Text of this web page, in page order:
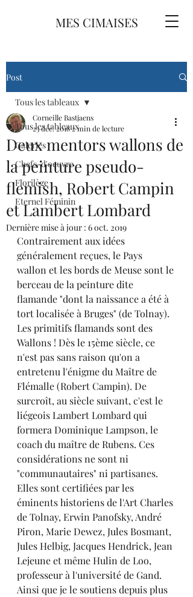
MES CIMAISES
Post
Tous les tableaux
Galeries
Chefs-d'oeuvre
Florilège
Eternel Féminin
Tous les tableaux
Deux mentors wallons de
la peinture pseudo-
flemish, Robert Campin
et Lambert Lombard
Corneille Bastjaens
23 déc. 20182 min de lecture
Dernière mise à jour : 6 oct. 2019
Contrairement aux idées
généralement reçues, le Pays
wallon et les bords de Meuse sont le
berceau de la peinture dite
flamande "dont la naissance a été à
tort localisée à Bruges" (de Tolnay).
Les primitifs flamands sont des
Wallons ! Dès le 15ème siècle, ce
n'est pas sans raison qu'on a
entretenu l'énigme du Maître de
Flémalle (Robert Campin). De
surcroît, au siècle suivant, c'est le
liégeois Lambert Lombard qui
formera Dominique Lampson, le
coach du maître de Rubens. Ces
considérations ne sont ni
"communautaires" ni partisanes.
Elles sont certifiées par les
éminents historiens de l'Art Charles
de Tolnay, Erwin Panofsky, André
Piron, Marie Dewez, Jules Bosmant,
Jules Helbig, Jacques Hendrick, Jean
Lejeune et même Hulin de Loo,
professeur à l'université de Gand.
Ainsi que je le soutiens depuis plus